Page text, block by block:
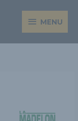
MENU
MENU